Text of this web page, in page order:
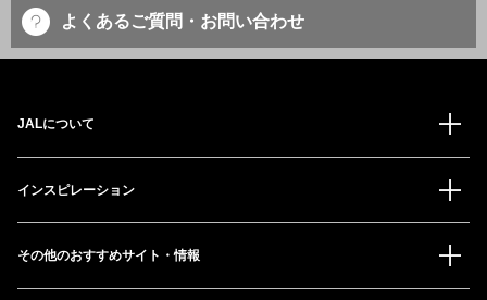
よくあるご質問・お問い合わせ
JALについて
インスピレーション
その他のおすすめサイト・情報